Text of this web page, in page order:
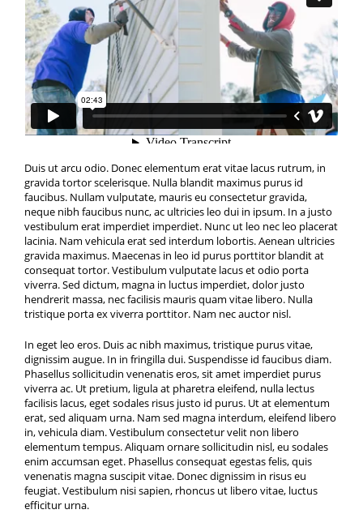
Duis ut arcu odio. Donec elementum erat vitae lacus rutrum, in
gravida tortor scelerisque. Nulla blandit maximus purus id
faucibus. Nullam vulputate, mauris eu consectetur gravida,
neque nibh faucibus nunc, ac ultricies leo dui in ipsum. In a justo
vestibulum erat imperdiet imperdiet. Nunc ut leo nec leo placerat
lacinia. Nam vehicula erat sed interdum lobortis. Aenean ultricies
gravida maximus. Maecenas in leo id purus porttitor blandit at
consequat tortor. Vestibulum vulputate lacus et odio porta
viverra. Sed dictum, magna in luctus imperdiet, dolor justo
hendrerit massa, nec facilisis mauris quam vitae libero. Nulla
tristique porta ex viverra porttitor. Nam nec auctor nisl.
In eget leo eros. Duis ac nibh maximus, tristique purus vitae,
dignissim augue. In in fringilla dui. Suspendisse id faucibus diam.
Phasellus sollicitudin venenatis eros, sit amet imperdiet purus
viverra ac. Ut pretium, ligula at pharetra eleifend, nulla lectus
facilisis lacus, eget sodales risus justo id purus. Ut at elementum
erat, sed aliquam urna. Nam sed magna interdum, eleifend libero
in, vehicula diam. Vestibulum consectetur velit non libero
elementum tempus. Aliquam ornare sollicitudin nisl, eu sodales
enim accumsan eget. Phasellus consequat egestas felis, quis
venenatis magna suscipit vitae. Donec dignissim in risus eu
feugiat. Vestibulum nisi sapien, rhoncus ut libero vitae, luctus
efficitur urna.